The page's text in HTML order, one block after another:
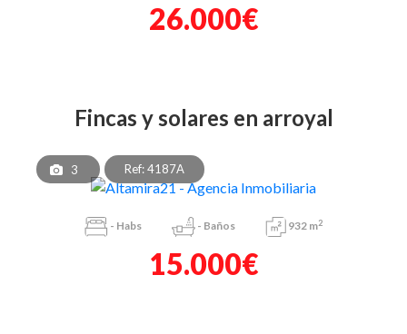
26.000€
fincas y solares en arroyal
3 Ref: 4187A
- Habs - Baños 932 m2
15.000€